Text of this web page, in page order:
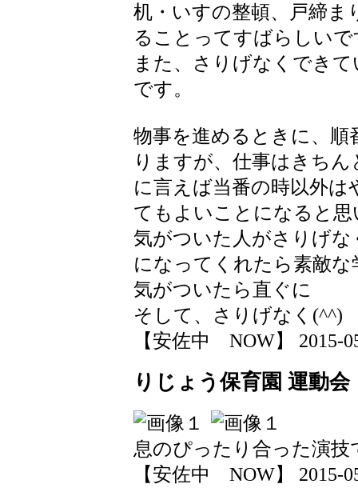
机・いすの整頓、戸締
ることってすばらしいで
また、さりげなくでき
です。
物事を進めるときに、
りますが、仕事はきち
に言えば当番の時以外
てもよいことになると思
気がついた人がさりげ
になってくれたら素敵
気がついたら直ぐに
そして、さりげなく(^^)
【安佐中 NOW】 2015-
りじょう保育園 運動会
息のぴったり合った演技
【安佐中 NOW】 2015-